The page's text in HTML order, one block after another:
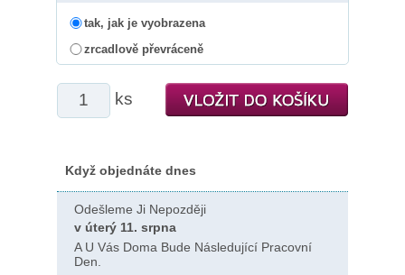
tak, jak je vyobrazena
zrcadlově převráceně
ks
Když objednáte dnes
Odešleme Ji Nepozději
v úterý 11. srpna
A U Vás Doma Bude Následující Pracovní
Den.